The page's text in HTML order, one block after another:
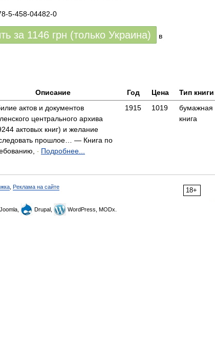
5-458-04482-0
за 1146 грн (только Украина) в
Описание Год Цена
Тип книги
актов и документов
центрального архива
актовых книг) и желание
прошлое… — Книга по
- Подробнее...
1915 1019
бумажная
книга
18+
Реклама на сайте
Joomla, Drupal, WordPress, MODx.